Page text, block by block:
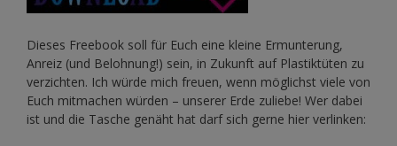
Dieses Freebook soll für Euch eine kleine Ermunterung,
Anreiz (und Belohnung!) sein, in Zukunft auf Plastiktüten zu
verzichten. Ich würde mich freuen, wenn möglichst viele von
Euch mitmachen würden – unserer Erde zuliebe! Wer dabei
ist und die Tasche genäht hat darf sich gerne hier verlinken: